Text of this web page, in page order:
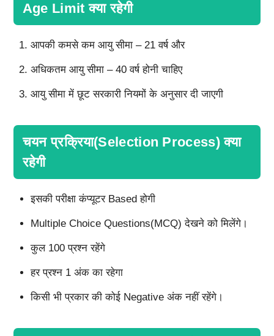
Age Limit क्या रहेगी
आपकी कमसे कम आयु सीमा – 21 वर्ष और
अधिकतम आयु सीमा – 40 वर्ष होनी चाहिए
आयु सीमा में छूट सरकारी नियमों के अनुसार दी जाएगी
चयन प्रक्रिया(Selection Process) क्या
रहेगी
इसकी परीक्षा कंप्यूटर Based होगी
Multiple Choice Questions(MCQ) देखने को मिलेंगे।
कुल 100 प्रश्न रहेंगे
हर प्रश्न 1 अंक का रहेगा
किसी भी प्रकार की कोई Negative अंक नहीं रहेंगे।